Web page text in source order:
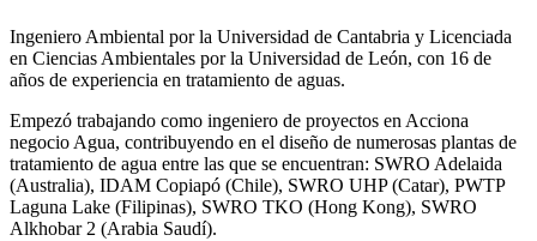
Ingeniero Ambiental por la Universidad de Cantabria y Licenciada
en Ciencias Ambientales por la Universidad de León, con 16 de
años de experiencia en tratamiento de aguas.
Empezó trabajando como ingeniero de proyectos en Acciona
negocio Agua, contribuyendo en el diseño de numerosas plantas de
tratamiento de agua entre las que se encuentran: SWRO Adelaida
(Australia), IDAM Copiapó (Chile), SWRO UHP (Catar), PWTP
Laguna Lake (Filipinas), SWRO TKO (Hong Kong), SWRO
Alkhobar 2 (Arabia Saudí).